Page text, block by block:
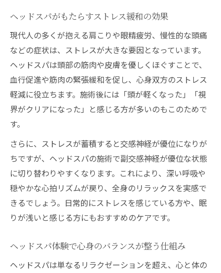
理由
忙しい毎日にヘッドスパを取り入れる意義
ヘッドスパで得られる心のリセット効果
ヘッドスパでストレス社会を乗り切る方法
ヘッドスパによる幸福感向上の実体験談
深いリラックスに導くヘッドスパの秘訣
施術中に幸福感を得るコツと注意点
ヘッドスパで睡眠の質を上げるポイント
ヘッドスパ施術前後の効果的な過ごし方
自宅でできるヘッドスパのリラックス法
日常生活に活かすヘッドスパ習慣のすすめ
由
ヘッドスパを定期的に続けるコツと工夫
ヘッドスパがもたらすストレス緩和の効果
現代人の多くが抱える肩こりや眼精疲労、慢性的な頭痛
などの症状は、ストレスが大きな要因となっています。
ヘッドスパは頭部の筋肉や皮膚を優しくほぐすことで、
血行促進や筋肉の緊張緩和を促し、心身双方のストレス
軽減に役立ちます。施術後には「頭が軽くなった」「視
界がクリアになった」と感じる方が多いのもこのためで
す。
さらに、ストレスが蓄積すると交感神経が優位になりが
ちですが、ヘッドスパの施術で副交感神経が優位な状態
に切り替わりやすくなります。これにより、深い呼吸や
穏やかな心拍リズムが戻り、全身のリラックスを実感で
きるでしょう。日常的にストレスを感じている方や、眠
りが浅いと感じる方にもおすすめのケアです。
ヘッドスパ体験で心身のバランスが整う仕組み
ヘッドスパは単なるリラクゼーションを超え、心と体の